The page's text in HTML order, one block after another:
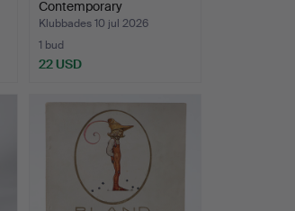
Contemporary
Bohemian…
Klubbades 10 jul 2026
1 bud
22 USD